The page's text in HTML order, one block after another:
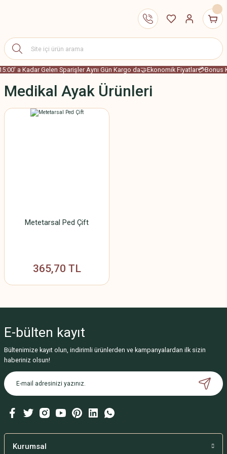
a Kadar Gelen Sparişler Aynı Gün Kargo da🤝Ekonomik Fiyatlar💳Bonus
Medikal Ayak Ürünleri
Metetarsal Ped Çift
365,70 TL
E-bülten kayıt
Bültenimize kayıt olun, indirimli ürünlerden ve kampanyalardan ilk sizin
haberiniz olsun!
Kurumsal